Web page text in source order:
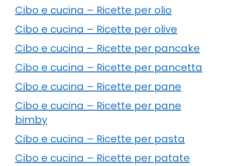
Cibo e cucina – Ricette per olio
Cibo e cucina – Ricette per olive
Cibo e cucina – Ricette per pancake
Cibo e cucina – Ricette per pancetta
Cibo e cucina – Ricette per pane
Cibo e cucina – Ricette per pane
bimby
Cibo e cucina – Ricette per pasta
Cibo e cucina – Ricette per patate